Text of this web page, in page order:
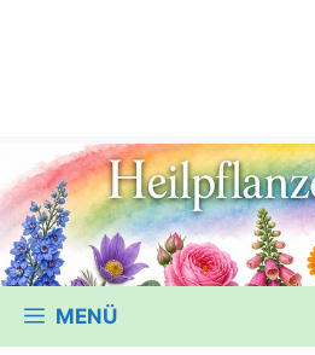
MENÜ